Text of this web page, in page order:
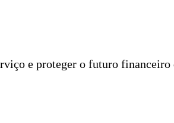
e proteger o futuro